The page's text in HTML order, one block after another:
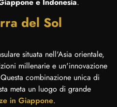
del Sol
situata nell'Asia orientale,
millenarie e un'innovazione
combinazione unica di
meta un luogo di grande
in Giappone.